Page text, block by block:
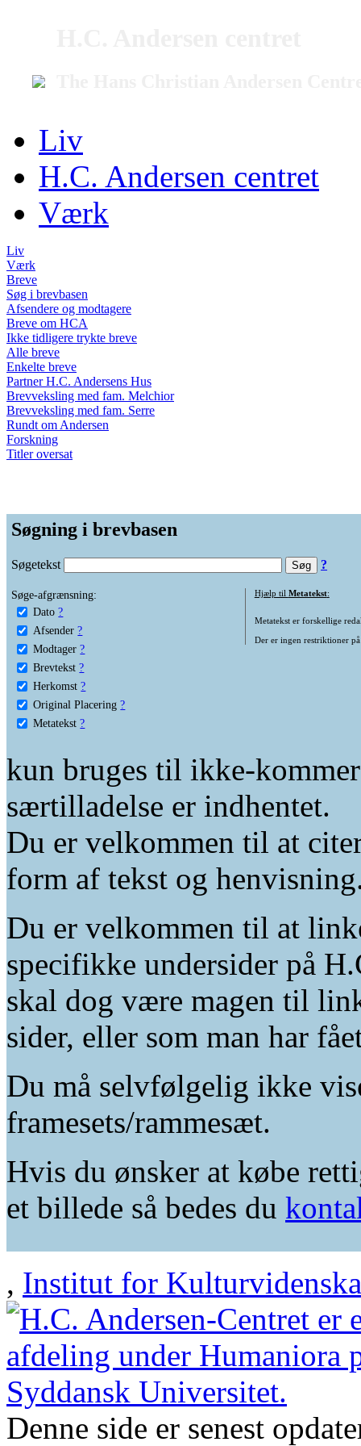
Liv
H.C. Andersen centret
Værk
Liv
Værk
Breve
Søg i brevbasen
Afsendere og modtagere
Breve om HCA
Ikke tidligere trykte breve
Alle breve
Enkelte breve
Partner H.C. Andersens Hus
Brevveksling med fam. Melchior
Brevveksling med fam. Serre
Rundt om Andersen
Forskning
Titler oversat
Søgning i brevbasen
Søgetekst ?
Søge-afgrænsning:
Dato ?
Afsender ?
Modtager ?
Brevtekst ?
Herkomst ?
Original Placering ?
Metatekst ?
Hjælp til Metatekst:
Metatekst er forskellige
Der er ingen restriktioner
kun bruges til ikke-
særtilladelse er indhentet.
Du er velkommen til at
form af tekst og
Du er velkommen til at
specifikke undersider på
skal dog være magen til
sider, eller som man har
Du må selvfølgelig ikke
framesets/rammesæt.
Hvis du ønsker at købe
et billede så bedes du
, Institut for
Denne side er senest